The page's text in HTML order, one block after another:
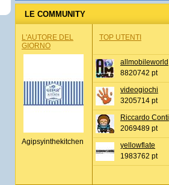
LE COMMUNITY
L'AUTORE DEL
GIORNO
Agipsyinthekitchen
TOP UTENTI
allmobileworld
8820742 pt
videogiochi
3205714 pt
Riccardo Conti
2069489 pt
yellowflate
1983762 pt